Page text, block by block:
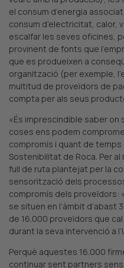
el consum d’energia
consum d’electricitat, calor,
escalfar les seves oficines,
provinent de fonts que
que es produeixen a
organització (per exemple,
multitud de proveïdors de
compta per als seus
«És imprescindible saber
coses ens podem
compromís i quant de
Sostenibilitat de Roca. Per
full de ruta plantejat per la
sensorització dels
compromís dels proveïdors:
se situen en l’àmbit
de 16.000 proveïdors que
durant la seva intervenció a
Perquè aquestes 16.000
continuar sent partners